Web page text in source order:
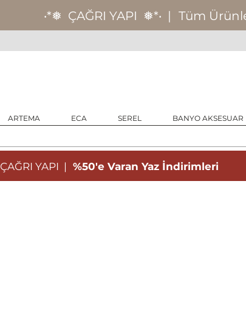
‧*❅ ÇAĞRI YAPI ❅*‧ | Tüm
ARTEMA ECA SEREL BANYO AKSESUAR
ÇAĞRI YAPI | %50'e Varan Yaz İndirimleri 💳